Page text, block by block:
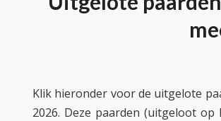
Klik hieronder voor de uitgelote
2026. Deze paarden (uitgeloot